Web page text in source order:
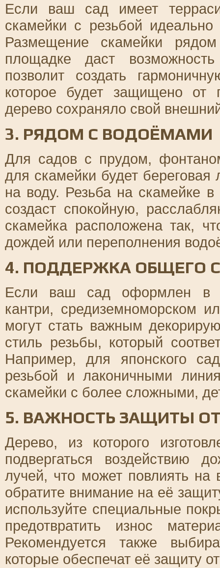
Если ваш сад имеет
скамейки с резьбой
Размещение скамейки
площадке даст
позволит создать
которое будет защищено от
дерево сохраняло свой
3. РЯДОМ С ВОДОЁМАМИ
Для садов с прудом,
для скамейки будет
на воду. Резьба на скамейке
создаст спокойную,
скамейка расположена так,
дождей или переполнения
4. ПОДДЕРЖКА ОБЩЕГО
Если ваш сад оформлен в
кантри, средиземноморском
могут стать важным
стиль резьбы, который
Например, для японского
резьбой и лаконичными
скамейки с более сложными,
5. ВАЖНОСТЬ ЗАЩИТЫ
Дерево, из которого
подвергаться воздействию
лучей, что может повлиять
обратите внимание на её
используйте специальные
предотвратить износ
Рекомендуется также
которые обеспечат её защиту